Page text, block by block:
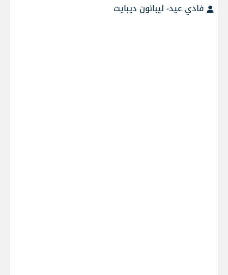
فادي عيد- ليبانون ديبايت